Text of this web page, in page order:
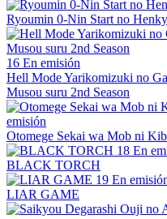
Ryoumin 0-Nin Start no
16 En emisión
Hell Mode Yarikomizuki no
Musou suru 2nd Season
emisión
Otomege Sekai wa Mob ni
18 En
BLACK TORCH
19 En
LIAR GAME